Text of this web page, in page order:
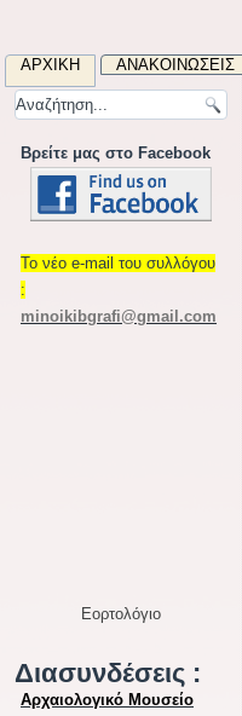
ΑΡΧΙΚΉ ΑΝΑΚΟΙΝΏΣΕΙΣ
Βρείτε μας στο Facebook
Το νέο e-mail του συλλόγου
:
minoikibgrafi@gmail.com
Εορτολόγιο
Διασυνδέσεις :
Αρχαιολογικό Μουσείο